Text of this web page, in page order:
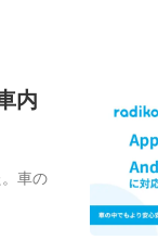
内
車の